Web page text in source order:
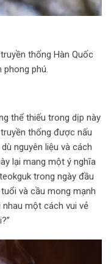
thống Hàn Quốc
phong phú.
thể thiếu trong dịp này
thống được nấu
nguyên liệu và cách
lại mang một ý nghĩa
trong ngày đầu
và cầu mong mạnh
một cách vui vẻ